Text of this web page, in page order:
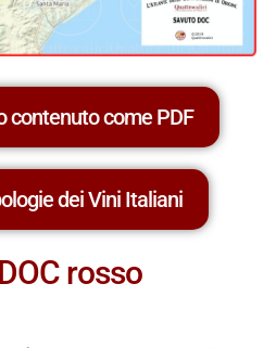
contenuto come PDF
dei Vini Italiani
rosso